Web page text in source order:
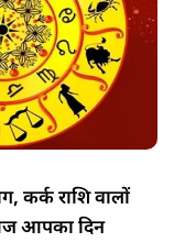
कर्क राशि वालों
आपका दिन